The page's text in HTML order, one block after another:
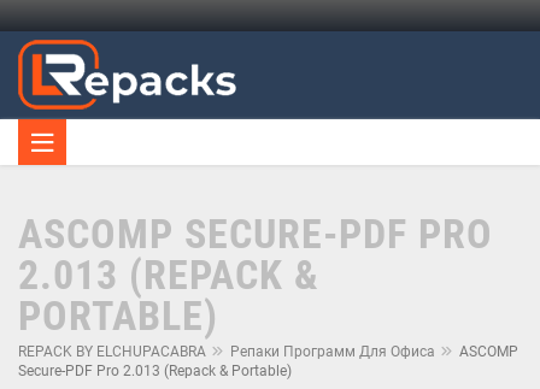
ASCOMP SECURE-PDF PRO
2.013 (REPACK &
PORTABLE)
REPACK BY ELCHUPACABRA Репаки Программ Для Офиса
ASCOMP
Secure-PDF Pro 2.013 (Repack & Portable)